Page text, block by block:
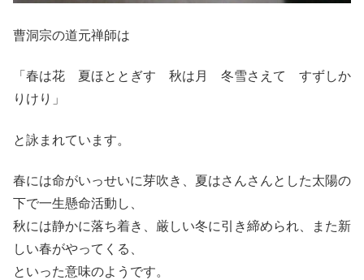
曹洞宗の道元禅師は
「春は花 夏ほととぎす 秋は月 冬雪さえて すずしか
りけり」
と詠まれています。
春には命がいっせいに芽吹き、夏はさんさんとした太陽の
下で一生懸命活動し、
秋には静かに落ち着き、厳しい冬に引き締められ、また新
しい春がやってくる、
といった意味のようです。